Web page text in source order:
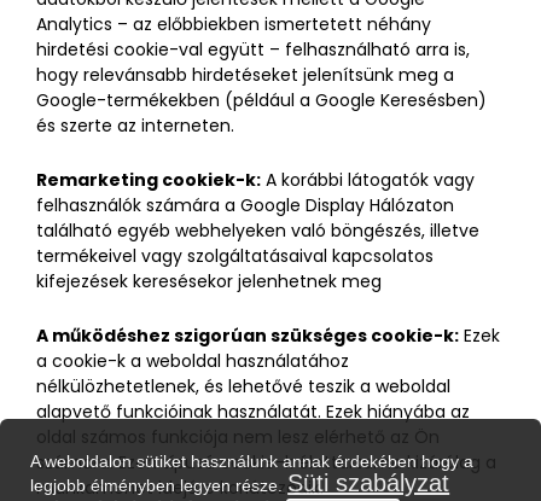
Analytics – az előbbiekben ismertetett néhány
hirdetési cookie-val együtt – felhasználható arra is,
hogy relevánsabb hirdetéseket jelenítsünk meg a
Google-termékekben (például a Google Keresésben)
és szerte az interneten.
Remarketing cookiek-k: A korábbi látogatók vagy
felhasználók számára a Google Display Hálózaton
található egyéb webhelyeken való böngészés, illetve
termékeivel vagy szolgáltatásaival kapcsolatos
kifejezések keresésekor jelenhetnek meg
A működéshez szigorúan szükséges cookie-k: Ezek
a cookie-k a weboldal használatához
nélkülözhetetlenek, és lehetővé teszik a weboldal
alapvető funkcióinak használatát. Ezek hiányába az
oldal számos funkciója nem lesz elérhető az Ön
számára. Ezen típusú cookie-k élettartama kizárólag a
munkamenet idejére korlátozódik.